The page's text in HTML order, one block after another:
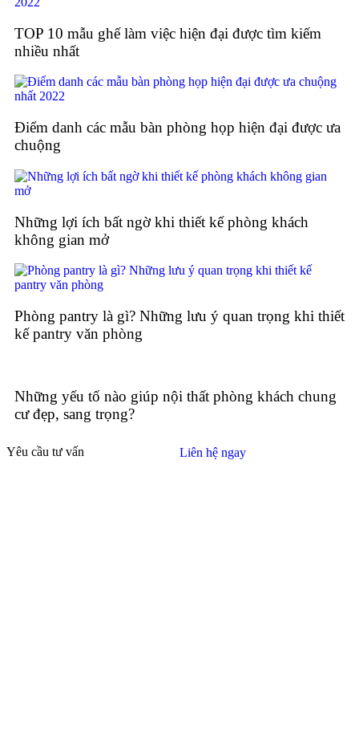
TOP 10 mẫu ghế làm việc hiện đại được tìm kiếm
nhiều nhất
Điểm danh các mẫu bàn phòng họp hiện đại được ưa
chuộng
Những lợi ích bất ngờ khi thiết kế phòng khách
không gian mở
Phòng pantry là gì? Những lưu ý quan trọng khi thiết
kế pantry văn phòng
Những yếu tố nào giúp nội thất phòng khách chung
cư đẹp, sang trọng?
Yêu cầu tư vấn Liên hệ ngay